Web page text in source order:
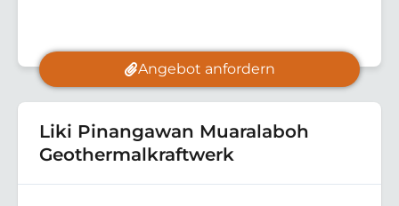
Angebot anfordern
Liki Pinangawan Muaralaboh
Geothermalkraftwerk